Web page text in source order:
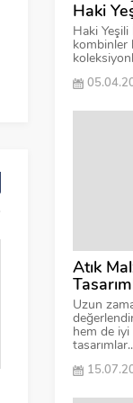
Haki
Haki
kombinler
Atık
Uzun
hem de